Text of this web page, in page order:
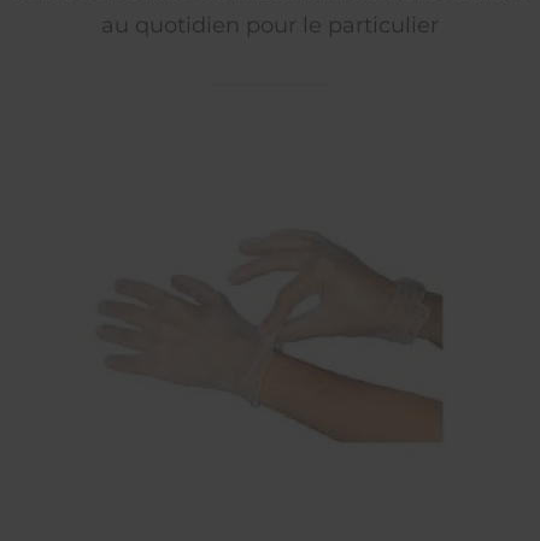
au quotidien pour le particulier